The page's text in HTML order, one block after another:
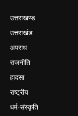
उत्तराखण्ड
उत्तराखंड
अपराध
राजनीति
हादसा
राष्ट्रीय
धर्म-संस्कृति